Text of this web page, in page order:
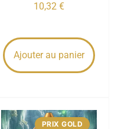
10,32 €
Ajouter au panier
PRIX GOLD